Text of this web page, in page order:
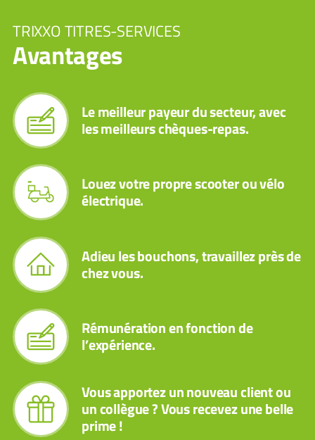
TRIXXO TITRES-SERVICES
Avantages
Le meilleur payeur du secteur, avec
les meilleurs chèques-repas.
Louez votre propre scooter ou vélo
électrique.
Adieu les bouchons, travaillez près de
chez vous.
Rémunération en fonction de
l’expérience.
Vous apportez un nouveau client ou
un collègue ? Vous recevez une belle
prime !